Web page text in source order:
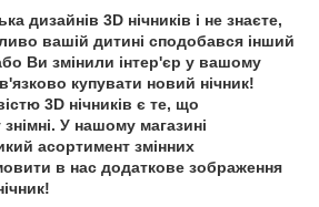
дизайнів 3D нічників і не знаєте,
вашій дитині сподобався інший
Ви змінили інтер'єр у вашому
купувати новий нічник!
3D нічників є те, що
У нашому магазині
асортимент змінних
в нас додаткове зображення